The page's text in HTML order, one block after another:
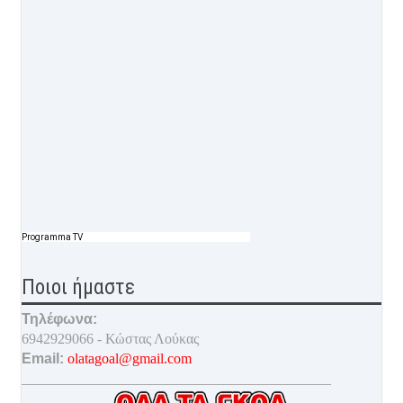
Programma TV
Ποιοι ήμαστε
Τηλέφωνα:
6942929066 - Κώστας Λούκας
Email: olatagoal@gmail.com